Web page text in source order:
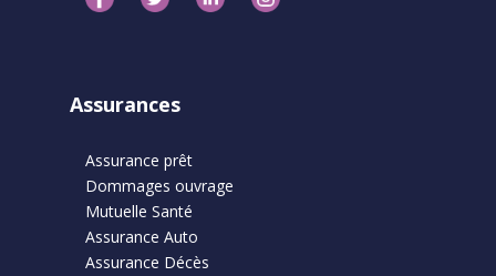
Assurances
Assurance prêt
Dommages ouvrage
Mutuelle Santé
Assurance Auto
Assurance Décès